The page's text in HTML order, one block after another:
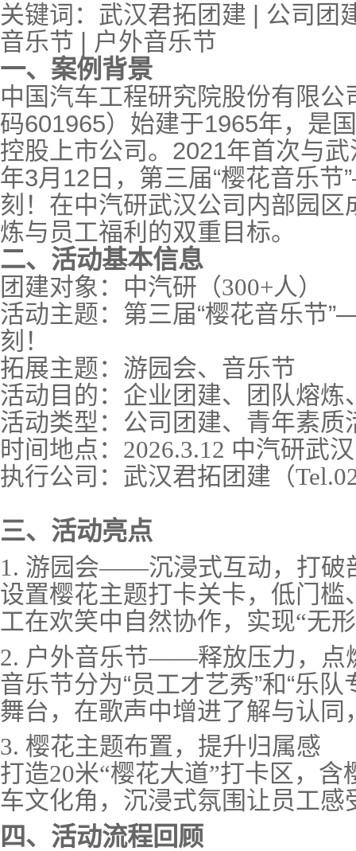
关键词：武汉君拓 团建
| 公司
音乐节
| 户外音乐节
一、案例背景
中国汽车工程研究院股份有限
码601965）始建于1965年，是
控股上市公司。2021年首次与
年3月12日，第三届“樱花音乐
刻！在中汽研武汉公司内部园
炼与员工福利的双重目标。
二、活动基本信息
团建对象 ：中汽研（300+人）
活动主题：第三届“樱花音乐节
刻！
拓展主题：游园会、音乐节
活动目的：企业团建、团队熔炼
活动类型：公司团建、青年素质
时间地点： 2026.3.12 中汽研武
执行公司：武汉君拓团建（
三、活动亮点
1. 游园会——沉浸式互动，打破
设置樱花主题打卡关卡，低门槛
工在欢笑中自然协作，实现“无
2. 户外音乐节——释放压力，点
音乐节分为“员工才艺秀”和“乐
舞台，在歌声中增进了解与认同
3. 樱花主题布置，提升归属感
打造20米“樱花大道”打卡区，
车文化角，沉浸式氛围让员工感
四、活动流程回顾